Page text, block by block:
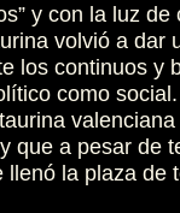
y con la luz de
volvió a dar
los continuos y
como
que a pesar de
llenó la plaza de